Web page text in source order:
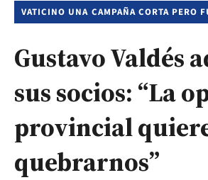
VATICINO UNA CAMPAÑA CORTA PERO
Gustavo Valdés
sus socios: “La
provincial
quebrarnos”